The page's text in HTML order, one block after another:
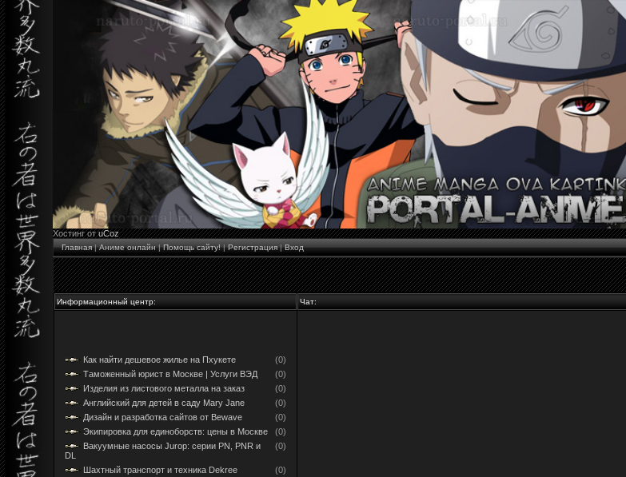
Хостинг отuCoz
Главная|Аниме онлайн|Помощь сайту!|Регистрация|Вход
Информационный центр: Чат:
Как найти дешевое жилье на Пхукете
(0)
Таможенный юрист в Москве | Услуги ВЭД
(0)
Изделия из листового металла на заказ
(0)
Английский для детей в саду Mary Jane
(0)
Дизайн и разработка сайтов от Bewave
(0)
Экипировка для единоборств: цены в Москве
(0)
Вакуумные насосы Jurop: серии PN, PNR и
DL
(0)
Шахтный транспорт и техника Dekree
(0)